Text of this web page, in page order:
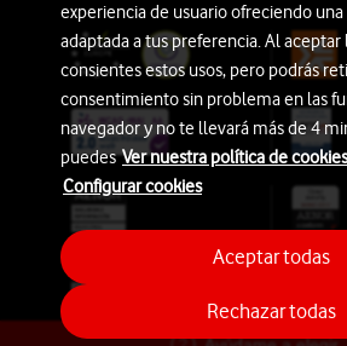
experiencia de usuario ofreciendo
adaptada a tus preferencia. Al aceptar
consientes estos usos, pero podrás
consentimiento sin problema en las
navegador y no te llevará más de 4
puedesVer nuestra política de
Configurar cookies
Rechazar todas
Aceptar todas